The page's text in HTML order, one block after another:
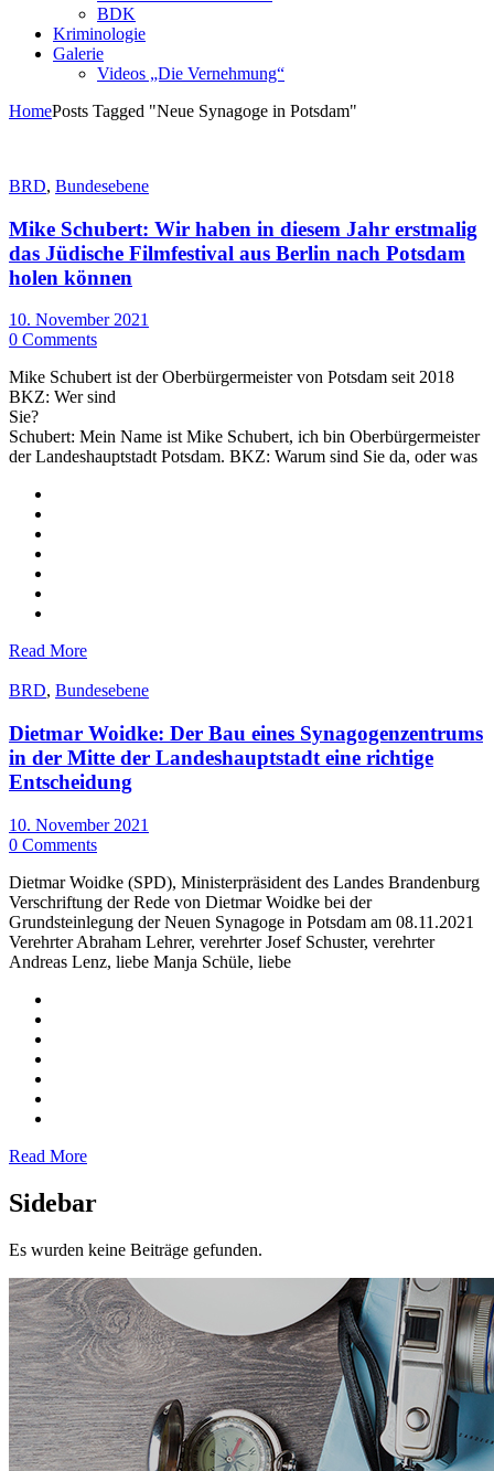
BDK
Kriminologie
Galerie
Videos „Die Vernehmung“
HomePosts Tagged "Neue Synagoge in Potsdam"
BRD, Bundesebene
Mike Schubert: Wir haben in diesem Jahr erstmalig
das Jüdische Filmfestival aus Berlin nach Potsdam
holen können
10. November 2021
0 Comments
Mike Schubert ist der Oberbürgermeister von Potsdam seit 2018
BKZ: Wer sind
Sie?
Schubert: Mein Name ist Mike Schubert, ich bin Oberbürgermeister
der Landeshauptstadt Potsdam. BKZ: Warum sind Sie da, oder was
Read More
BRD, Bundesebene
Dietmar Woidke: Der Bau eines Synagogenzentrums
in der Mitte der Landeshauptstadt eine richtige
Entscheidung
10. November 2021
0 Comments
Dietmar Woidke (SPD), Ministerpräsident des Landes Brandenburg
Verschriftung der Rede von Dietmar Woidke bei der
Grundsteinlegung der Neuen Synagoge in Potsdam am 08.11.2021
Verehrter Abraham Lehrer, verehrter Josef Schuster, verehrter
Andreas Lenz, liebe Manja Schüle, liebe
Read More
Sidebar
Es wurden keine Beiträge gefunden.